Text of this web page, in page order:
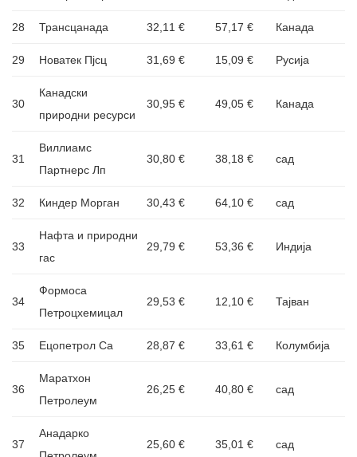
28 Трансцанада 32,11 € 57,17 € Канада
29 Новатек Пјсц 31,69 € 15,09 € Русија
30
Канадски
природни ресурси
30,95 € 49,05 € Канада
31
Виллиамс
Партнерс Лп
30,80 € 38,18 € сад
32 Киндер Морган 30,43 € 64,10 € сад
33
Нафта и природни
гас
29,79 € 53,36 € Индија
34
Формоса
Петроцхемицал
29,53 € 12,10 € Тајван
35 Ецопетрол Са 28,87 € 33,61 € Колумбија
36
Маратхон
Петролеум
26,25 € 40,80 € сад
37
Анадарко
25,60 € 35,01 € сад